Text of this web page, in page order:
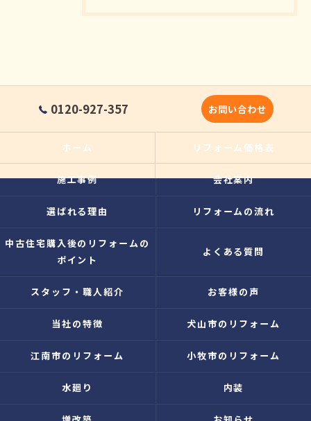
0120-927-357 お問い合わせ
ホーム リフォーム価格表
施工事例 会社案内
選ばれる理由 リフォームの流れ
中古住宅購入後のリフォームの
ポイント
よくある質問
スタッフ・職人紹介 お客様の声
当社の特徴 犬山市のリフォーム
江南市のリフォーム 小牧市のリフォーム
水廻り 内装